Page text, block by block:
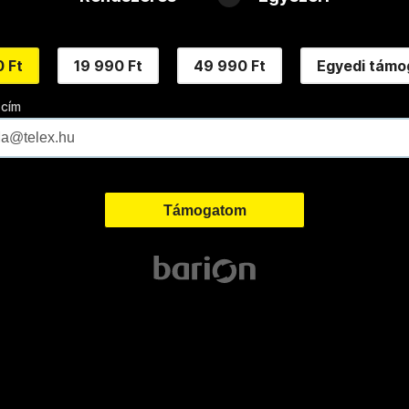
Ft 19 990 Ft 49 990 Ft Egyedi